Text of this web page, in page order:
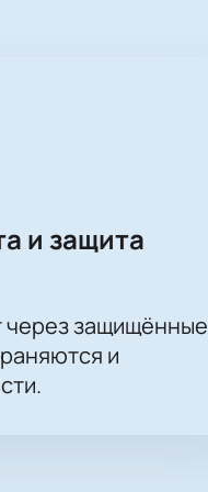
и защита
через защищённые
и